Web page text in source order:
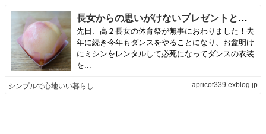
長女からの思いがけないプレゼントと、体育祭のその後 | シンプルで心地いい暮らし
先日、高２長女の体育祭が無事におわりました！去
年に続き今年もダンスをやることになり、お盆明け
にミシンをレンタルして必死になってダンスの衣装
を...
シンプルで心地いい暮らし apricot339.exblog.jp